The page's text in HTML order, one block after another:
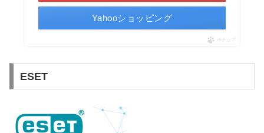
Yahooショッピング
ポチップ
ESET